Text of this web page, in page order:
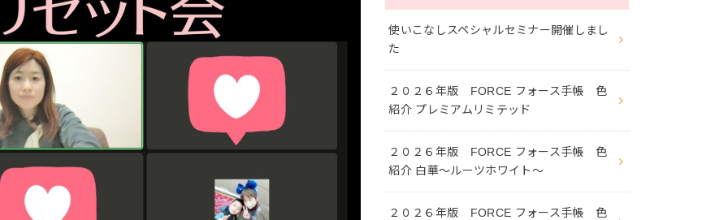
使いこなしスペシャルセミナー開催しまし
た
２０２６年版 FORCE フォース手帳 色
紹介 プレミアムリミテッド
２０２６年版 FORCE フォース手帳 色
紹介 白華〜ルーツホワイト〜
２０２６年版 FORCE フォース手帳 色